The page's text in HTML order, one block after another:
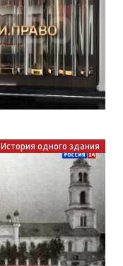
История одного здания